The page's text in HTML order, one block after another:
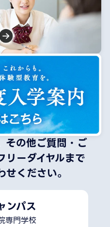
その他ご質問・ご
リーダイヤルまで
ください。
ンパス
専門学校